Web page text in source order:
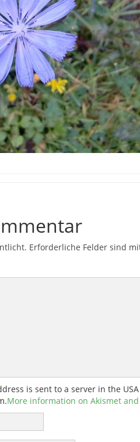
Erforderliche Felder sind
is sent to a server in the
More information on Akismet and